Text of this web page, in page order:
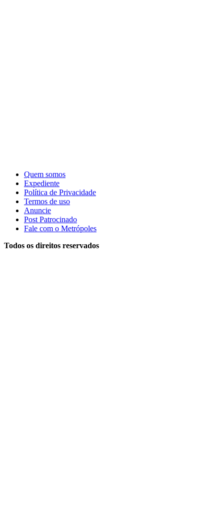
Quem somos
Expediente
Política de Privacidade
Termos de uso
Anuncie
Post Patrocinado
Fale com o Metrópoles
Todos os direitos reservados